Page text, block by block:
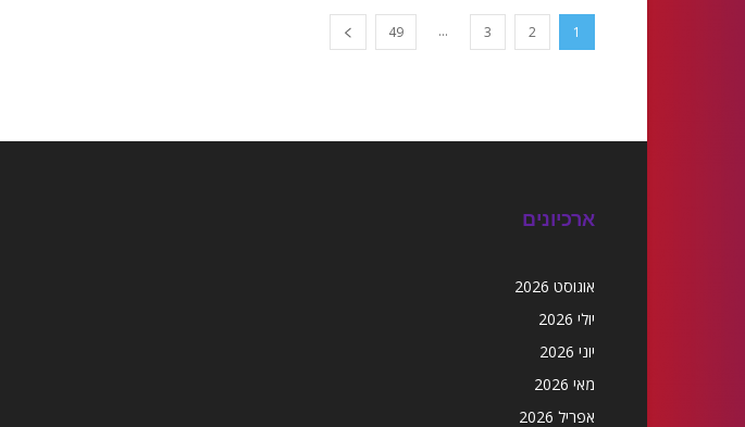
1
2
3
...
49
ארכיונים
אוגוסט 2026
יולי 2026
יוני 2026
מאי 2026
אפריל 2026